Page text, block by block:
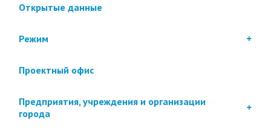
Открытые данные
Режим
Проектный офис
Предприятия, учреждения и организации
города